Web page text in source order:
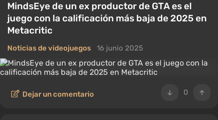
MindsEye de un ex productor de GTA es el
juego con la calificación más baja de 2025 en
Metacritic
Noticias de videojuegos 16 junio 2025
0
Dejar un comentario